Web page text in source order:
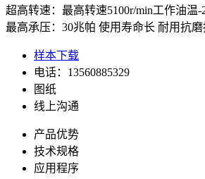
超高转速：最高转速5100r/min工作油温
最高承压：30兆帕 使用寿命长 耐用抗磨
样本下载
电话：13560885329
图纸
线上沟通
产品优势
技术规格
应用程序